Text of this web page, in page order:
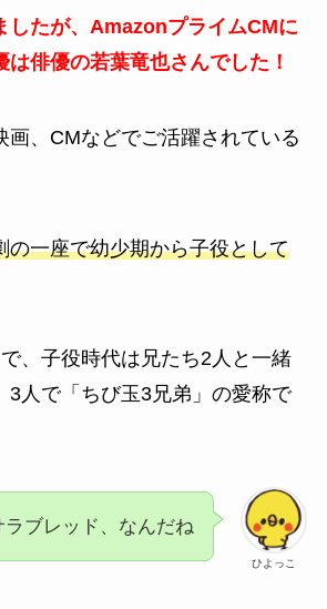
したが、AmazonプライムCMに
は俳優の若葉竜也さんでした！
画、CMなどでご活躍されている
の一座で幼少期から子役として
、子役時代は兄たち2人と一緒
3人で「ちび玉3兄弟」の愛称で
ひよっこ
ラブレッド、なんだね